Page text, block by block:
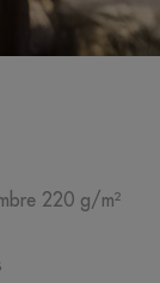
220 g/m²